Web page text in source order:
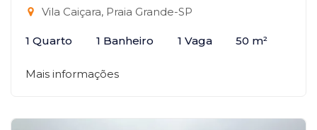
Vila Caiçara, Praia Grande-SP
1 Quarto 1 Banheiro 1 Vaga 50 m²
Mais informações